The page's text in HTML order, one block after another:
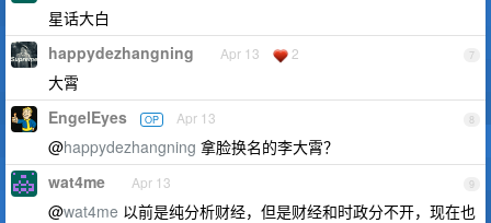
星话大白
7
happydezhangning Apr 13 2
大霄
8
EngelEyes OP Apr 13
@happydezhangning 拿脸换名的李大霄？
9
wat4me Apr 13
@wat4me 以前是纯分析财经，但是财经和时政分不开，现在也